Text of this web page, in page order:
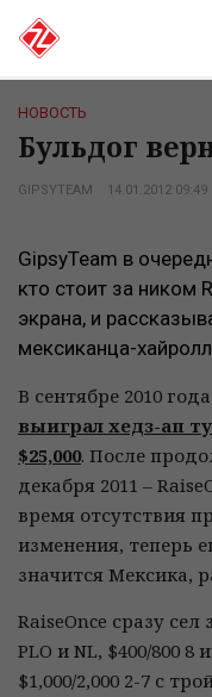
НОВОСТЬ
Бульдог
GIPSYTEAM 14.01.2012 09:49
GipsyTeam в
кто стоит за ником
экрана, и
мексиканца-
В сентябре 2010
выиграл хедз-ап
$25,000. После
декабря 2011 –
время отсутствия
изменения, теперь
значится Мексика,
RaiseOnce сразу
PLO и NL, $400/800 8
$1,000/2,000 2-7 с